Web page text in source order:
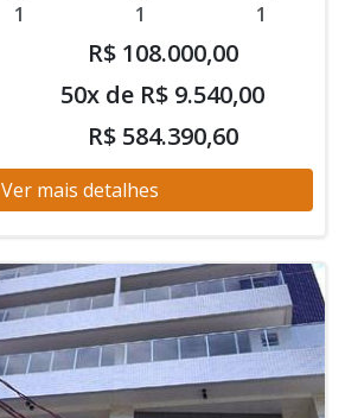
1 1 1
R$ 108.000,00
50x de R$ 9.540,00
R$ 584.390,60
Ver mais detalhes